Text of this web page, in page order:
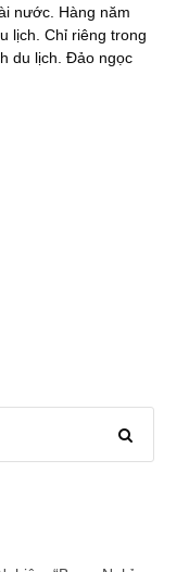
nước. Hàng năm
lịch. Chỉ riêng trong
du lịch. Đảo ngọc